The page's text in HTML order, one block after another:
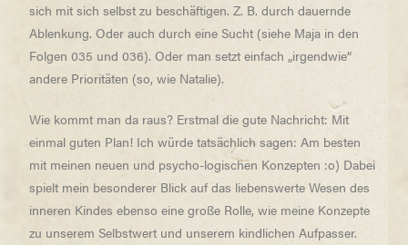
sich mit sich selbst zu beschäftigen. Z. B. durch dauernde
Ablenkung. Oder auch durch eine Sucht (siehe Maja in den
Folgen 035 und 036). Oder man setzt einfach „irgendwie“
andere Prioritäten (so, wie Natalie).
Wie kommt man da raus? Erstmal die gute Nachricht: Mit
einmal guten Plan! Ich würde tatsächlich sagen: Am besten
mit meinen neuen und psycho-logischen Konzepten :o) Dabei
spielt mein besonderer Blick auf das liebenswerte Wesen des
inneren Kindes ebenso eine große Rolle, wie meine Konzepte
zu unserem Selbstwert und unserem kindlichen Aufpasser.